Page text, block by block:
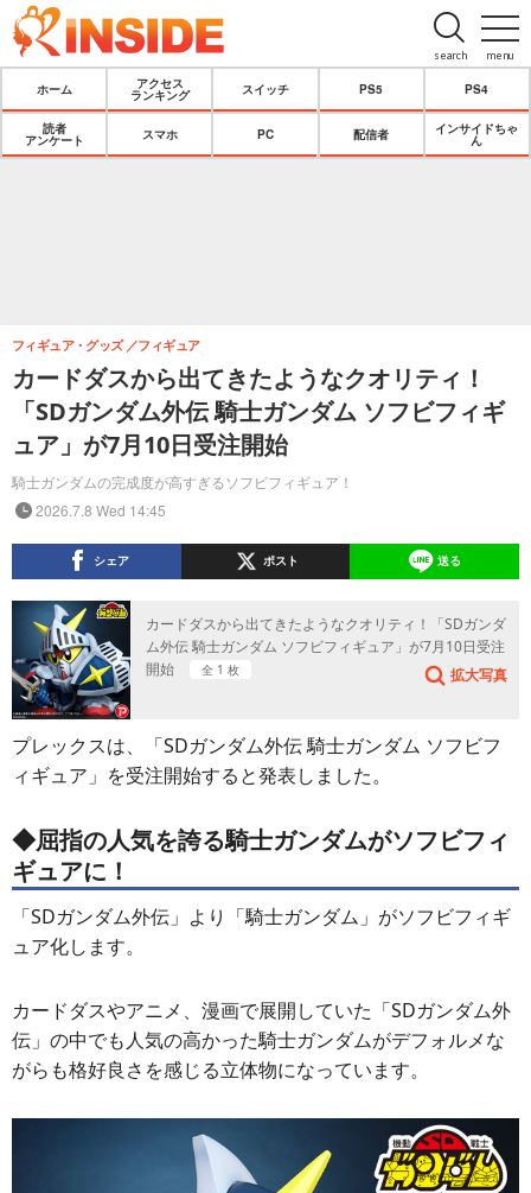
menu
search
ホーム
アクセス
ランキング
スイッチ PS5 PS4
読者
アンケート
スマホ PC 配信者
インサイドちゃ
ん
カードダスから出てきたようなクオリティ！
「SDガンダム外伝 騎士ガンダム ソフビフィギ
ュア」が7月10日受注開始
騎士ガンダムの完成度が高すぎるソフビフィギュア！
フィギュア・グッズ フィギュア
2026.7.8 Wed 14:45
シェア ポスト 送る
カードダスから出てきたようなクオリティ！「SDガンダ
ム外伝 騎士ガンダム ソフビフィギュア」が7月10日受注
開始
全 1 枚 拡大写真
プレックスは、「SDガンダム外伝 騎士ガンダム ソフビフ
ィギュア」を受注開始すると発表しました。
◆屈指の人気を誇る騎士ガンダムがソフビフィ
ギュアに！
「SDガンダム外伝」より「騎士ガンダム」がソフビフィギ
ュア化します。
カードダスやアニメ、漫画で展開していた「SDガンダム外
伝」の中でも人気の高かった騎士ガンダムがデフォルメな
がらも格好良さを感じる立体物になっています。